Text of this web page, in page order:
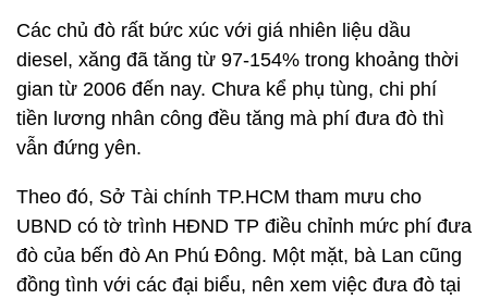
Các chủ đò rất bức xúc với giá nhiên liệu dầu
diesel, xăng đã tăng từ 97-154% trong khoảng thời
gian từ 2006 đến nay. Chưa kể phụ tùng, chi phí
tiền lương nhân công đều tăng mà phí đưa đò thì
vẫn đứng yên.
Theo đó, Sở Tài chính TP.HCM tham mưu cho
UBND có tờ trình HĐND TP điều chỉnh mức phí đưa
đò của bến đò An Phú Đông. Một mặt, bà Lan cũng
đồng tình với các đại biểu, nên xem việc đưa đò tại